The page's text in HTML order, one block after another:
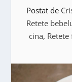
Postat de
Retete
cina, Retete